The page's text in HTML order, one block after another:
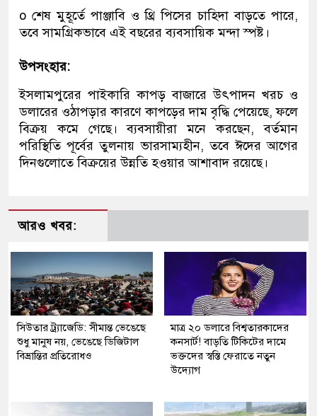
o শেষ মুহূর্তে পাঞ্জাবি ও থ্রি পিসের চাহিদা বাড়তে পারে,
তবে সামগ্রিকভাবে এই বছরের ব্যবসায়িক মন্দা স্পষ্ট।
উপসংহার:
ইসলামপুরের পাইকারি কাপড় বাজারে উৎপাদন খরচ ও
ডলারের ওঠাপড়ার কারণে কাপড়ের দাম বৃদ্ধি পেয়েছে, ফলে
বিক্রয় কমে গেছে। ব্যবসায়ীরা মনে করছেন, বর্তমান
পরিস্থিতি পূর্বের তুলনায় ভারসাম্যহীন, তবে ঈদের আগের
দিনগুলোতে বিক্রয়ের উন্নতি হওয়ার আশাবাদ রয়েছে।
আরও খবর:
সিউতার ট্র্যাজেডি: সীমান্ত ভেঙেছে
শুধু মানুষ নয়, ভেঙেছে ডিজিটাল
বিভ্রান্তির প্রতিরোধও
মাত্র ২০ ডলারে বিশ্বতারকাদের
কনসার্ট! বাড়তি টিকিটের দামে
ভক্তদের স্বস্তি ফেরাতে নতুন
উদ্যোগ